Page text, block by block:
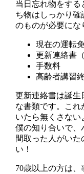
当日忘れ物をす
ち物はしっかり確
のものが必要にな
現在の運転
更新連絡書
手数料
高齢者講習
更新連絡書は誕生
な書類です。これ
いたら無くさない
僕の知り合いで、
間取った人がいた
い！
70歳以上の方は